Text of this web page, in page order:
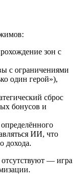
зон с
с ограничениями
один герой»),
сброс
бонусов и
ИИ, что
дохода.
— игра